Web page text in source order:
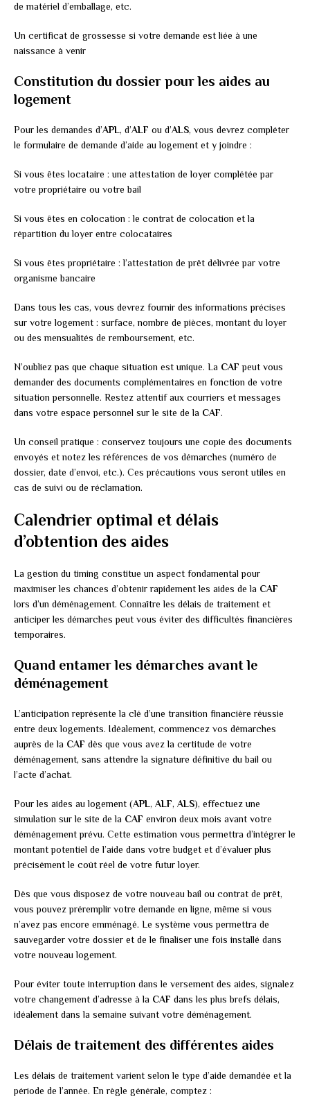
de matériel d’emballage, etc.
Un certificat de grossesse si votre demande est liée à une
naissance à venir
Constitution du dossier pour les aides au
logement
Pour les demandes d’APL, d’ALF ou d’ALS, vous devrez compléter
le formulaire de demande d’aide au logement et y joindre :
Si vous êtes locataire : une attestation de loyer complétée par
votre propriétaire ou votre bail
Si vous êtes en colocation : le contrat de colocation et la
répartition du loyer entre colocataires
Si vous êtes propriétaire : l’attestation de prêt délivrée par votre
organisme bancaire
Dans tous les cas, vous devrez fournir des informations précises
sur votre logement : surface, nombre de pièces, montant du loyer
ou des mensualités de remboursement, etc.
N’oubliez pas que chaque situation est unique. La CAF peut vous
demander des documents complémentaires en fonction de votre
situation personnelle. Restez attentif aux courriers et messages
dans votre espace personnel sur le site de la CAF.
Un conseil pratique : conservez toujours une copie des documents
envoyés et notez les références de vos démarches (numéro de
dossier, date d’envoi, etc.). Ces précautions vous seront utiles en
cas de suivi ou de réclamation.
Calendrier optimal et délais
d’obtention des aides
La gestion du timing constitue un aspect fondamental pour
maximiser les chances d’obtenir rapidement les aides de la CAF
lors d’un déménagement. Connaître les délais de traitement et
anticiper les démarches peut vous éviter des difficultés financières
temporaires.
Quand entamer les démarches avant le
déménagement
L’anticipation représente la clé d’une transition financière réussie
entre deux logements. Idéalement, commencez vos démarches
auprès de la CAF dès que vous avez la certitude de votre
déménagement, sans attendre la signature définitive du bail ou
l’acte d’achat.
Pour les aides au logement (APL, ALF, ALS), effectuez une
simulation sur le site de la CAF environ deux mois avant votre
déménagement prévu. Cette estimation vous permettra d’intégrer le
montant potentiel de l’aide dans votre budget et d’évaluer plus
précisément le coût réel de votre futur loyer.
Dès que vous disposez de votre nouveau bail ou contrat de prêt,
vous pouvez préremplir votre demande en ligne, même si vous
n’avez pas encore emménagé. Le système vous permettra de
sauvegarder votre dossier et de le finaliser une fois installé dans
votre nouveau logement.
Pour éviter toute interruption dans le versement des aides, signalez
votre changement d’adresse à la CAF dans les plus brefs délais,
idéalement dans la semaine suivant votre déménagement.
Délais de traitement des différentes aides
Les délais de traitement varient selon le type d’aide demandée et la
période de l’année. En règle générale, comptez :